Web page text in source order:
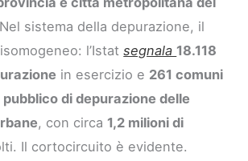
sistema della depurazione, il
l’Istatsegnala 18.118
in esercizio e 261 comuni
di depurazione delle
, con circa 1,2 milioni di
Il cortocircuito è evidente.